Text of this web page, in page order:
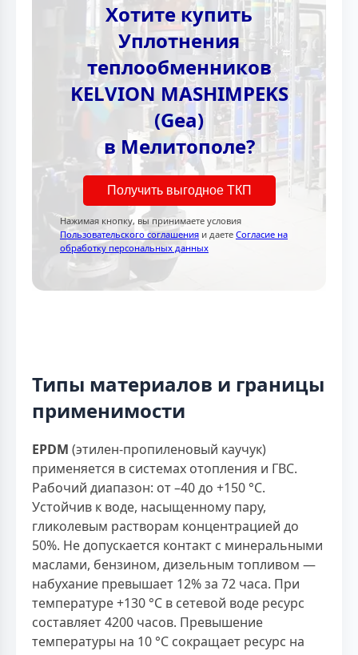
Хотите купить
Уплотнения
теплообменников
KELVION MASHIMPEKS
(Gea)
в Мелитополе?
Получить выгодное ТКП
Нажимая кнопку, вы принимаете условия
Пользовательского соглашения и даете Согласие на
обработку персональных данных
Типы материалов и границы
применимости
EPDM (этилен-пропиленовый каучук)
применяется в системах отопления и ГВС.
Рабочий диапазон: от –40 до +150 °С.
Устойчив к воде, насыщенному пару,
гликолевым растворам концентрацией до
50%. Не допускается контакт с минеральными
маслами, бензином, дизельным топливом —
набухание превышает 12% за 72 часа. При
температуре +130 °С в сетевой воде ресурс
составляет 4200 часов. Превышение
температуры на 10 °С сокращает ресурс на